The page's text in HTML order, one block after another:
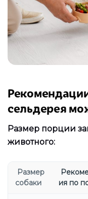
сельдерея
Размер порции
животного:
Размер
собаки
ия по